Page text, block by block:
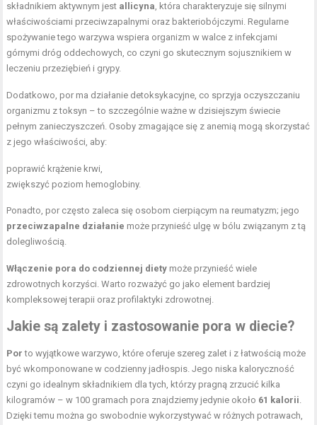
składnikiem aktywnym jest allicyna, która charakteryzuje się silnymi
właściwościami przeciwzapalnymi oraz bakteriobójczymi. Regularne
spożywanie tego warzywa wspiera organizm w walce z infekcjami
górnymi dróg oddechowych, co czyni go skutecznym sojusznikiem w
leczeniu przeziębień i grypy.
Dodatkowo, por ma działanie detoksykacyjne, co sprzyja oczyszczaniu
organizmu z toksyn – to szczególnie ważne w dzisiejszym świecie
pełnym zanieczyszczeń. Osoby zmagające się z anemią mogą skorzystać
z jego właściwości, aby:
poprawić krążenie krwi,
zwiększyć poziom hemoglobiny.
Ponadto, por często zaleca się osobom cierpiącym na reumatyzm; jego
przeciwzapalne działanie może przynieść ulgę w bólu związanym z tą
dolegliwością.
Włączenie pora do codziennej diety może przynieść wiele
zdrowotnych korzyści. Warto rozważyć go jako element bardziej
kompleksowej terapii oraz profilaktyki zdrowotnej.
Jakie są zalety i zastosowanie pora w diecie?
Por to wyjątkowe warzywo, które oferuje szereg zalet i z łatwością może
być wkomponowane w codzienny jadłospis. Jego niska kaloryczność
czyni go idealnym składnikiem dla tych, którzy pragną zrzucić kilka
kilogramów – w 100 gramach pora znajdziemy jedynie około 61 kalorii.
Dzięki temu można go swobodnie wykorzystywać w różnych potrawach,